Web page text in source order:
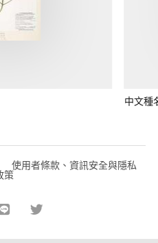
中文種
使用者條款、資訊安全與隱私
策